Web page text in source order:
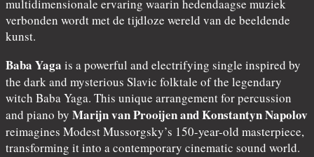
multidimensionale ervaring waarin hedendaagse muziek
verbonden wordt met de tijdloze wereld van de beeldende
kunst.
Baba Yaga is a powerful and electrifying single inspired by
the dark and mysterious Slavic folktale of the legendary
witch Baba Yaga. This unique arrangement for percussion
and piano by Marijn van Prooijen and Konstantyn Napolov
reimagines Modest Mussorgsky’s 150-year-old masterpiece,
transforming it into a contemporary cinematic sound world.